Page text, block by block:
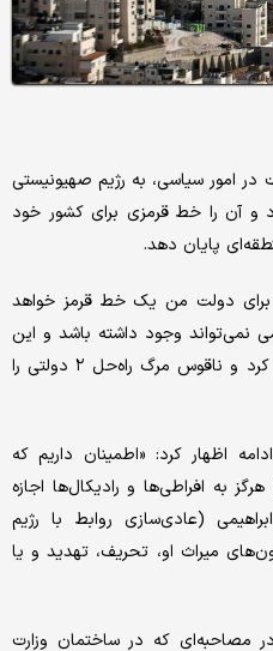
در امور سیاسی، به رژیم صهیونیستی
و آن را خط قرمزی برای کشور خود
پایان دهد.
برای دولت من یک خط قرمز خواهد
نمی‌تواند وجود داشته باشد و این
ایده ادغام منطقه‌ای را نابود خواهد کرد و ناقوس مرگ راه‌حل ۲ دولتی را
اظهار کرد: «اطمینان داریم که
به افراطی‌ها و رادیکال‌ها اجازه
(عادی‌سازی روابط با رژیم
میراث او، تحریف، تهدید و یا
مصاحبه‌ای که در ساختمان وزارت